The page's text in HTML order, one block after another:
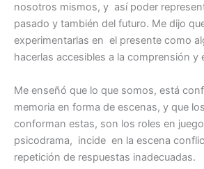
nosotros mismos, y así poder
pasado y también del futuro. Me dijo
experimentarlas en el presente como
hacerlas accesibles a la comprensión y
Me enseñó que lo que somos, está
memoria en forma de escenas, y que
conforman estas, son los roles en
psicodrama, incide en la escena
repetición de respuestas inadecuadas.